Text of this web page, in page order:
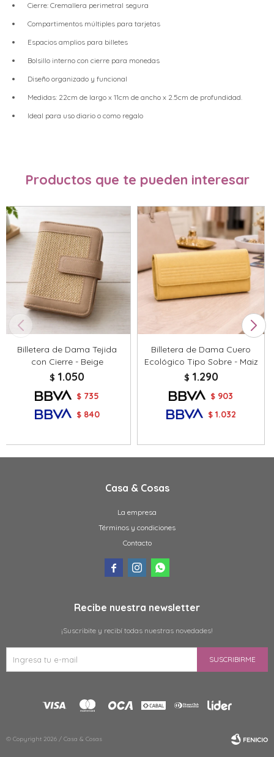
Cierre: Cremallera perimetral segura
Compartimentos múltiples para tarjetas
Espacios amplios para billetes
Bolsillo interno con cierre para monedas
Diseño organizado y funcional
Medidas: 22cm de largo x 11cm de ancho x 2.5cm de profundidad.
Ideal para uso diario o como regalo
Productos que te pueden interesar
Billetera de Dama Tejida
con Cierre - Beige
$ 1.050
$ 735
$ 840
Billetera de Dama Cuero
Ecológico Tipo Sobre - Maiz
$ 1.290
$ 903
$ 1.032
Casa & Cosas
La empresa
Términos y condiciones
Contacto
  
Recibe nuestra newsletter
¡Suscribite y recibí todas nuestras novedades!
SUSCRIBIRME
© Copyright 2026 / Casa & Cosas